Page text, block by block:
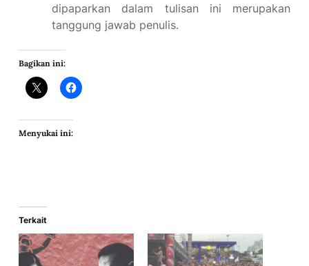
dipaparkan dalam tulisan ini merupakan
tanggung jawab penulis.
Bagikan ini:
Menyukai ini:
Terkait